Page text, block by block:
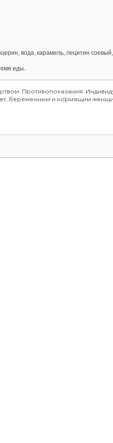
вода, карамель, лецитин
еды.
Противопоказания:
беременным и кормящим